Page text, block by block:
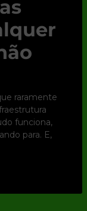
raramente
funciona,
para. E,